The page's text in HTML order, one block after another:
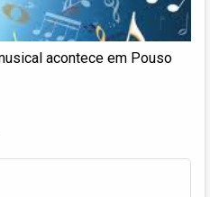
acontece em Pouso